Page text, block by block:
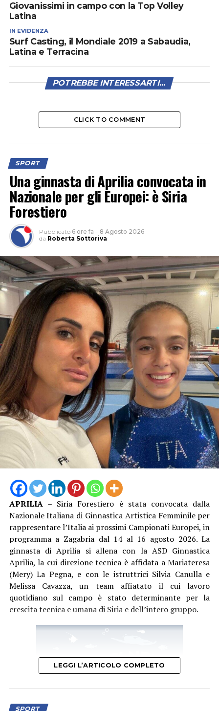
Giovanissimi in campo con la Top Volley
Latina
IN EVIDENZA
Surf Casting, il Mondiale 2019 a Sabaudia,
Latina e Terracina
POTREBBE INTERESSARTI...
CLICK TO COMMENT
SPORT
Una ginnasta di Aprilia convocata in
Nazionale per gli Europei: è Siria
Forestiero
Pubblicato 6 ore fa – 8 Agosto 2026
da Roberta Sottoriva
APRILIA– Siria Forestiero è stata convocata dalla
Nazionale Italiana di Ginnastica Artistica Femminile per
rappresentare l’Italia ai prossimi Campionati Europei, in
programma a Zagabria dal 14 al 16 agosto 2026. La
ginnasta di Aprilia si allena con la ASD Ginnastica
Aprilia, la cui direzione tecnica è affidata a Mariateresa
(Mery) La Pegna, e con le istruttrici Silvia Canulla e
Melissa Cavazza, un team affiatato il cui lavoro
quotidiano sul campo è stato determinante per la
crescita tecnica e umana di Siria e dell’intero gruppo.
LEGGI L’ARTICOLO COMPLETO
SPORT